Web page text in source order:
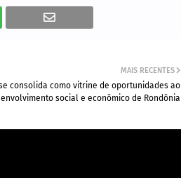
MAIS RECENTES
consolida como vitrine de oportunidades ao
social e econômico de Rondônia